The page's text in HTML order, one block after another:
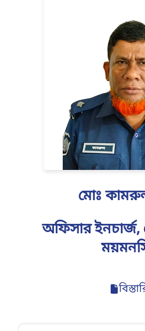
মোঃ
অফিসার ইনচার্জ,